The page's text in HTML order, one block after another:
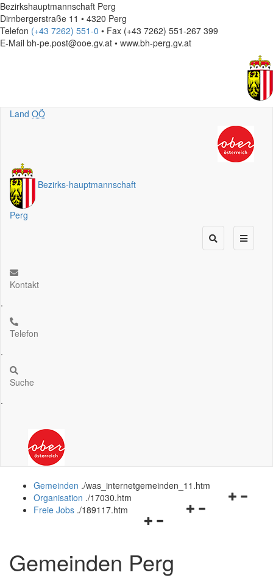
Bezirkshauptmannschaft Perg
Dirnbergerstraße 11 • 4320 Perg
Telefon (+43 7262) 551-0 • Fax (+43 7262) 551-267 399
E-Mail bh-pe.post@ooe.gv.at • www.bh-perg.gv.at
Land OÖ
Bezirks-hauptmannschaft
Perg
Kontakt
.
Telefon
.
Suche
.
Gemeinden ./was_internetgemeinden_11.htm
Navigationsmenü
Organisation ./17030.htm
Navigationsmenü
schließen
Freie Jobs ./189117.htm
Gemeinden Perg